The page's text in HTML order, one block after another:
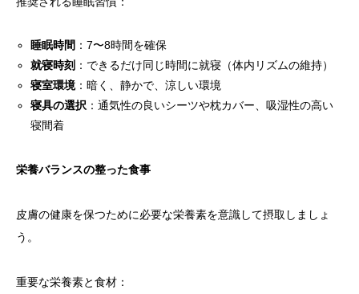
睡眠時間 ：7〜8時間を確保
就寝時刻 ：できるだけ同じ時間に就寝（体内リズムの維持）
寝室環境：暗く、静かで、涼しい環境
寝具の選択 ：通気性の良いシーツや枕カバー、吸湿性の高い
寝間着
栄養バランスの整った食事
皮膚の健康を保つために必要な栄養素を意識して摂取しましょ
う。
重要な栄養素と食材：